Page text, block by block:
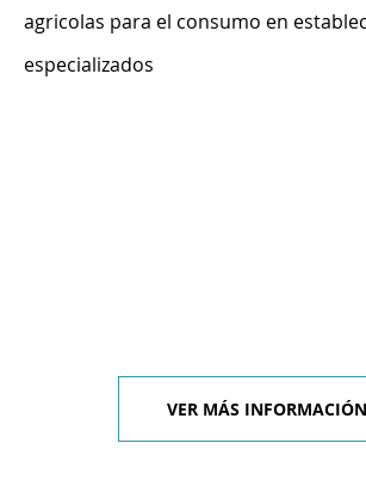
agricolas para el consumo en
especializados
VER MÁS INFORMACIÓN